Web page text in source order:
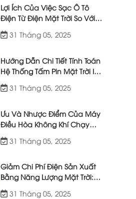
Lợi Ích Của Việc Sạc Ô Tô
Điện Từ Điện Mặt Trời So Với
Điện Lưới
31 Tháng 05, 2025
Hướng Dẫn Chi Tiết Tính Toán
Hệ Thống Tấm Pin Mặt Trời IoT
| Việt Nhật Energy
31 Tháng 05, 2025
Ưu Và Nhược Điểm Của Máy
Điều Hòa Không Khí Chạy
31 Tháng 05, 2025
Giảm Chi Phí Điện Sản Xuất
Bằng Năng Lượng Mặt Trời:
Giải Pháp Từ Việt Nhật Energy
31 Tháng 05, 2025